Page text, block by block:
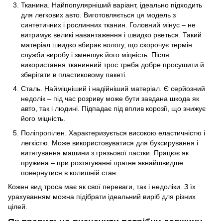
Тканина. Найпопулярніший варіант, ідеально підходить
для легкових авто. Виготовляється ця модель з
синтетичних і рослинних тканин. Головний мінус – не
витримує великі навантаження і швидко рветься. Такий
матеріал швидко вбирає вологу, що скорочує термін
служби виробу і зменшує його міцність. Після
використання тканинний трос треба добре просушити й
зберігати в пластиковому пакеті.
Сталь. Найміцніший і надійніший матеріал. Є серйозний
недолік – під час розриву може бути завдана шкода як
авто, так і людині. Підпадає під вплив корозії, що знижує
його міцність.
Поліпропілен. Характеризується високою еластичністю і
легкістю. Може використовуватися для буксирування і
витягування машини з грязьової пастки. Працює як
пружина – при розтягуванні прагне якнайшвидше
повернутися в колишній стан.
Кожен вид троса має як свої переваги, так і недоліки. З їх
урахуванням можна підібрати ідеальний виріб для різних
цілей.